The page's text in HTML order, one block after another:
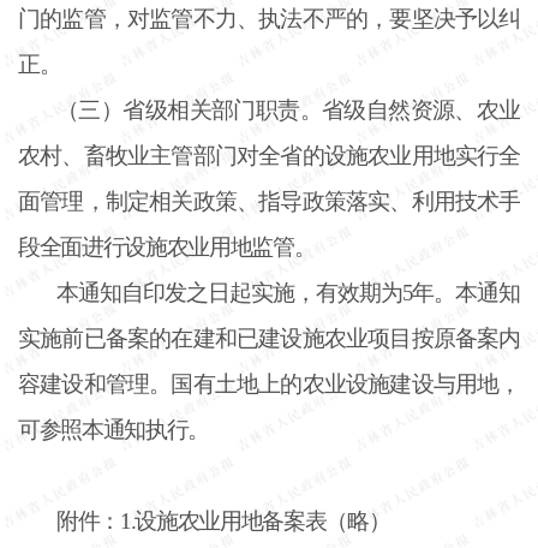
门的监管，对监管不力、执法不严的，要坚决予以纠
正。
（三）省级相关部门职责。省级自然资源、农业
农村、畜牧业主管部门对全省的设施农业用地实行全
面管理，制定相关政策、指导政策落实、利用技术手
段全面进行设施农业用地监管。
本通知自印发之日起实施，有效期为5年。本通知
实施前已备案的在建和已建设施农业项目按原备案内
容建设和管理。国有土地上的农业设施建设与用地，
可参照本通知执行。
附件： 1.设施农业用地备案表（略）